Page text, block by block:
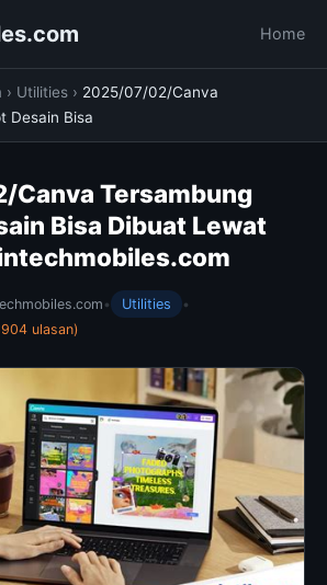
Home
› Utilities › 2025/07/02/Canva
Desain Bisa
Tersambung
Bisa Dibuat Lewat
• Utilities
•
ulasan)